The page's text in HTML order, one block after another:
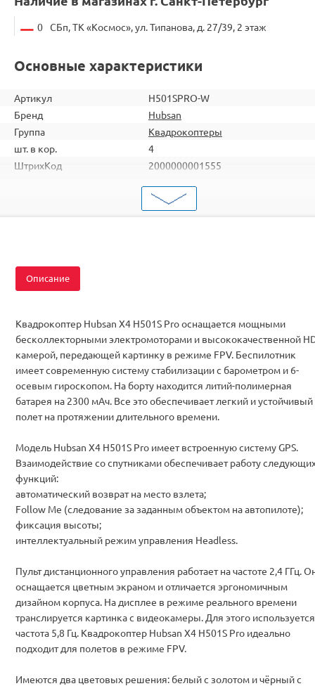
0 СБп, ТК «Космос», ул. Типанова, д. 27/39, 2 этаж
Основные характеристики
Артикул
H501SPRO-W
Бренд
Hubsan
Группа
Квадрокоптеры
шт. в кор.
4
ШтрихКод
2000000001555
Для начинающих
Описание
Квадрокоптер Hubsan X4 H501S Pro оснащается мощными
бесколлекторными электромоторами и высококачественной
камерой, передающей картинку в режиме FPV. Беспилотник
имеет современную систему стабилизации с барометром и 6-
осевым гироскопом. На борту находится литий-полимерная
батарея на 2300 мАч. Все это обеспечивает легкий и устойчивый
полет на протяжении длительного времени.
Модель Hubsan X4 H501S Pro имеет встроенную систему GPS.
Взаимодействие со спутниками обеспечивает работу
функций:
автоматический возврат на место взлета;
Follow Me (следование за заданным объектом на автопилоте);
фиксация высоты;
интеллектуальный режим управления Headless.
Пульт дистанционного управления работает на частоте 2,4 ГГц.
оснащается цветным экраном и отличается эргономичным
дизайном корпуса. На дисплее в режиме реального времени
транслируется картинка с видеокамеры. Для этого используется
частота 5,8 Гц. Квадрокоптер Hubsan X4 H501S Pro идеально
подходит для полетов в режиме FPV.
Имеются два цветовых решения: белый с золотом и чёрный с